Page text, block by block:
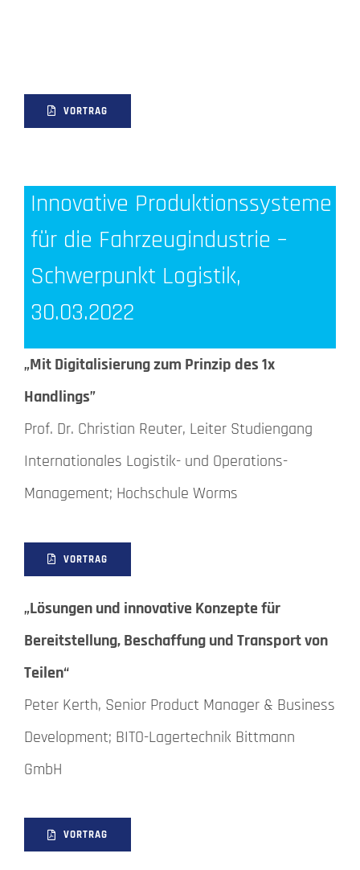
VORTRAG
Innovative Produktionssysteme
für die Fahrzeugindustrie –
Schwerpunkt Logistik,
30.03.2022
„Mit Digitalisierung zum Prinzip des 1x
Handlings”
Prof. Dr. Christian Reuter, Leiter Studiengang
Internationales Logistik- und Operations-
Management; Hochschule Worms
VORTRAG
„Lösungen und innovative Konzepte für
Bereitstellung, Beschaffung und Transport von
Teilen“
Peter Kerth, Senior Product Manager & Business
Development; BITO-Lagertechnik Bittmann
GmbH
VORTRAG